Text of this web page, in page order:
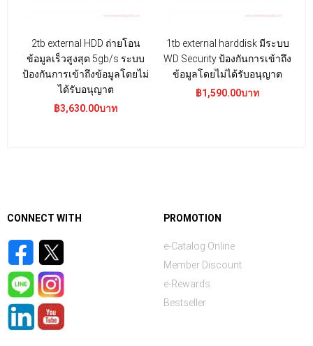
2tb external HDD ถ่ายโอน
ข้อมูลเร็วสูงสุด 5gb/s ระบบ
ป้องกันการเข้าถึงข้อมูลโดยไม่
ได้รับอนุญาต
฿3,630.00บาท
1tb external harddisk มีระบบ
WD Security ป้องกันการเข้าถึง
ข้อมูลโดยไม่ได้รับอนุญาต
฿1,590.00บาท
CONNECT WITH PROMOTION
e-Catalog Online
Member Discount
e-Rewards
Bestseller